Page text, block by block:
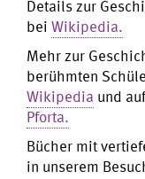
Details zur
bei Wikipedia.
Mehr zur
berühmten
Wikipedia und
Pforta.
Bücher mit
in unserem